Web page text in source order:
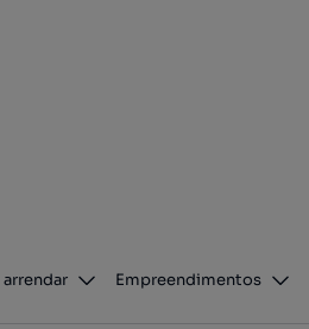
arrendar Empreendimentos